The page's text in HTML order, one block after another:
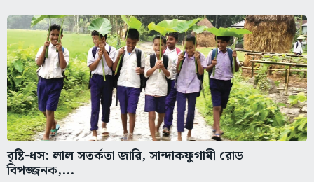
বৃষ্টি-ধস: লাল সতর্কতা জারি, সান্দাকফুগামী রোড
বিপজ্জনক,...